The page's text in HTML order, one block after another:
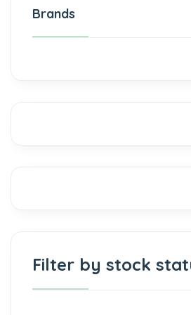
Brands
Filter by stock